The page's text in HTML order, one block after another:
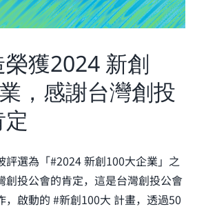
獲2024 新創
，感謝台灣創投
評選為「#2024 新創100大企業」之
創投公會的肯定，這是台灣創投公會
，啟動的 #新創100大 計畫，透過50